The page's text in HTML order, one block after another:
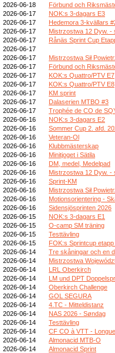
2026-06-18
Förbund och
2026-06-17
NOK:s 3-dagars E3
2026-06-17
Hedemora 3-kvällars
2026-06-17
Mistrzostwa 12 Dyw. -
2026-06-17
Rånäs Sprint Cup
2026-06-17
2026-06-17
Mistrzostwa Sił
2026-06-17
Förbund och
2026-06-17
KOK:s Quattro/PTV E7
2026-06-17
KOK:s Quattro/PTV E8
2026-06-17
KM sprint
2026-06-17
Dalaserien MTBO #3
2026-06-17
Trophée de CO de
2026-06-16
NOK:s 3-dagars E2
2026-06-16
Sommer Cup 2. afd.
2026-06-16
Veteran-Ol
2026-06-16
Klubbmästerskap
2026-06-16
Minitjoget i Sätila
2026-06-16
DM, medel, Medelpad
2026-06-16
Mistrzostwa 12 Dyw. -
2026-06-16
Sprint-KM
2026-06-16
Mistrzostwa Sił
2026-06-16
Motionsorientering -
2026-06-16
Sidensjösprinten 2026
2026-06-15
NOK:s 3-dagars E1
2026-06-15
O-camp SM träning
2026-06-15
Testtävling
2026-06-15
FOK:s Sprintcup etapp
2026-06-14
Tre skåningar och en
2026-06-14
Mistrzostwa
2026-06-14
LRL Oberkirch
2026-06-14
LM und DPT
2026-06-14
Oberkirch Challenge
2026-06-14
GOL SEGURA
2026-06-14
4.TC - Mitteldistanz
2026-06-14
NAS 2026 - Søndag
2026-06-14
Testtävling
2026-06-14
CF CO à VTT -
2026-06-14
Almonacid MTB-O
2026-06-14
Almonacid Sprint